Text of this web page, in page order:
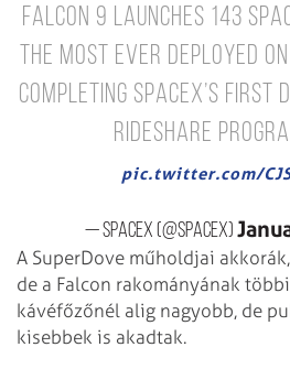
Falcon 9 launches 143
the most ever deployed
completing SpaceX’s first
Rideshare
pic.twitter.com/
— SpaceX (@SpaceX)
A SuperDove műholdjai
de a Falcon rakományának
kávéfőzőnél alig nagyobb, de
kisebbek is akadtak.